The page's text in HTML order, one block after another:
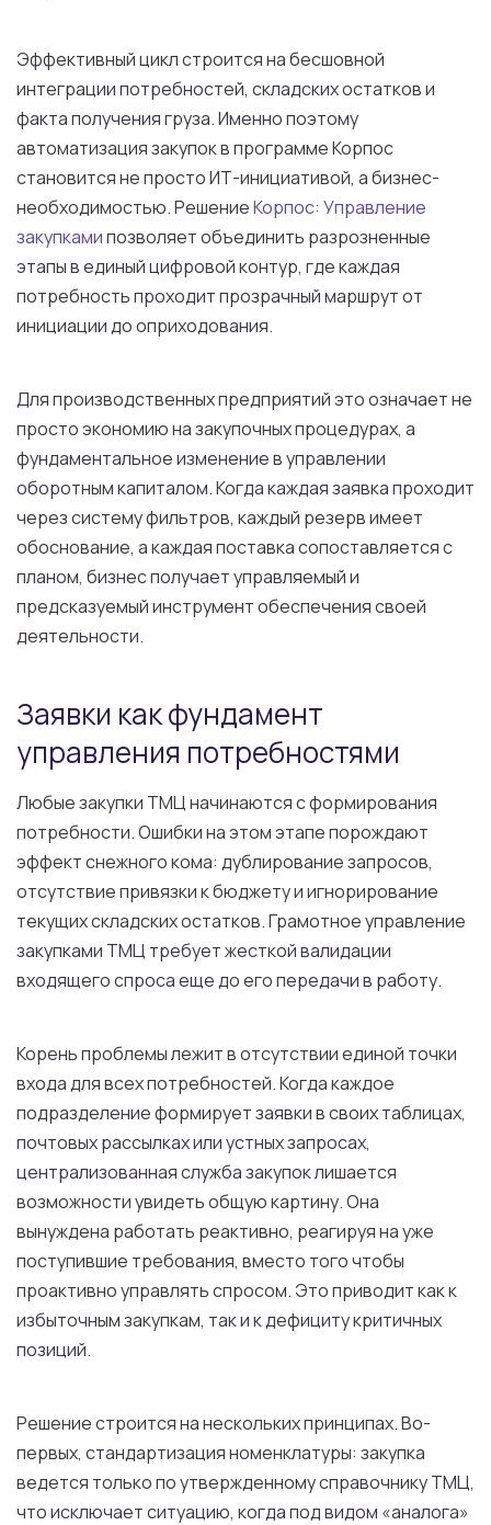
Эффективный цикл строится на бесшовной
интеграции потребностей, складских остатков и
факта получения груза. Именно поэтому
автоматизация закупок в программе Корпос
становится не просто ИТ-инициативой, а бизнес-
необходимостью. РешениеКорпос: Управление
закупкамипозволяет объединить разрозненные
этапы в единый цифровой контур, где каждая
потребность проходит прозрачный маршрут от
инициации до оприходования.
Для производственных предприятий это означает не
просто экономию на закупочных процедурах, а
фундаментальное изменение в управлении
оборотным капиталом. Когда каждая заявка проходит
через систему фильтров, каждый резерв имеет
обоснование, а каждая поставка сопоставляется с
планом, бизнес получает управляемый и
предсказуемый инструмент обеспечения своей
деятельности.
Заявки как фундамент
управления потребностями
Любые закупки ТМЦ начинаются с формирования
потребности. Ошибки на этом этапе порождают
эффект снежного кома: дублирование запросов,
отсутствие привязки к бюджету и игнорирование
текущих складских остатков. Грамотное управление
закупками ТМЦ требует жесткой валидации
входящего спроса еще до его передачи в работу.
Корень проблемы лежит в отсутствии единой точки
входа для всех потребностей. Когда каждое
подразделение формирует заявки в своих таблицах,
почтовых рассылках или устных запросах,
централизованная служба закупок лишается
возможности увидеть общую картину. Она
вынуждена работать реактивно, реагируя на уже
поступившие требования, вместо того чтобы
проактивно управлять спросом. Это приводит как к
избыточным закупкам, так и к дефициту критичных
позиций.
Решение строится на нескольких принципах. Во-
первых, стандартизация номенклатуры: закупка
ведется только по утвержденному справочнику ТМЦ,
что исключает ситуацию, когда под видом «аналога»